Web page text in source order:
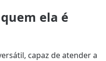
ela é
capaz de atender a